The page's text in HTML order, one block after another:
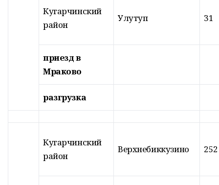
Кугарчинский
район
Улутуп 31
приезд в
Мраково
разгрузка
Кугарчинский
район
Верхнебиккузино 252